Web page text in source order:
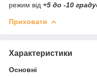
режим від +5 до -10
Приховати
Характеристики
Основні